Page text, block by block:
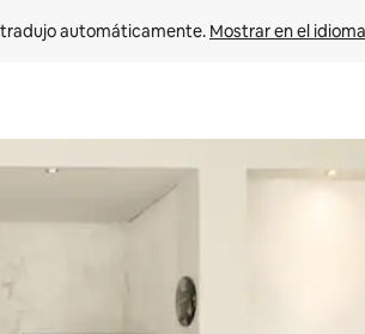
automáticamente. Mostrar en el